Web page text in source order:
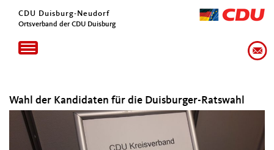
CDU Duisburg-Neudorf
Ortsverband der CDU Duisburg
Toggle
navigation
Wahl der Kandidaten für die Duisburger-Ratswahl